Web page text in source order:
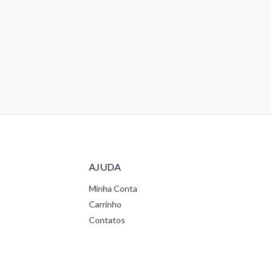
AJUDA
Minha Conta
Carrinho
Contatos